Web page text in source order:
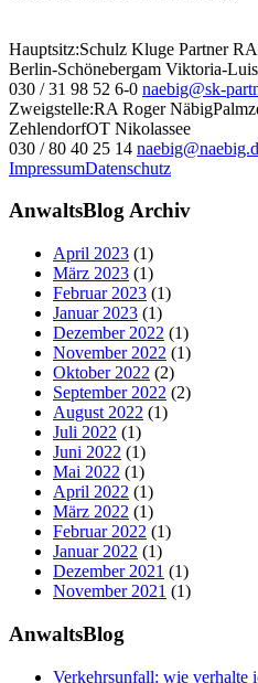
Hauptsitz:Schulz Kluge Partner
Berlin-Schönebergam Viktoria-
030 / 31 98 52 6-0 naebig@sk-
Zweigstelle:RA Roger Näbig
ZehlendorfOT Nikolassee
030 / 80 40 25 14
ImpressumDatenschutz
AnwaltsBlog Archiv
April 2023 (1)
März 2023 (1)
Februar 2023 (1)
Januar 2023 (1)
Dezember 2022 (1)
November 2022 (1)
Oktober 2022 (2)
September 2022 (2)
August 2022 (1)
Juli 2022 (1)
Juni 2022 (1)
Mai 2022 (1)
April 2022 (1)
März 2022 (1)
Februar 2022 (1)
Januar 2022 (1)
Dezember 2021 (1)
November 2021 (1)
AnwaltsBlog
Verkehrsunfall: wie verhalte